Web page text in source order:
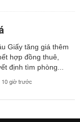
Giấy tăng giá thêm
hợp đồng thuê,
định tìm phòng...
10 giờ trước